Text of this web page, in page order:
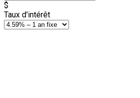
$
Taux d'intérêt